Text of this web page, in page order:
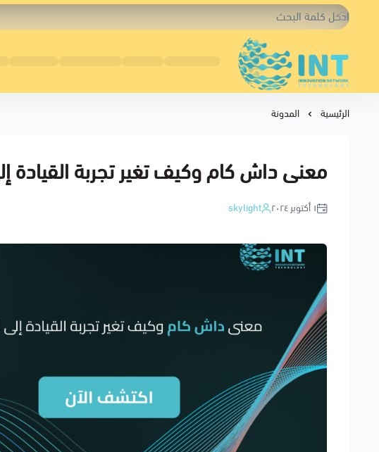
شبكة الابتكار التقنية
الرئيسية المدونة
معنى داش كام وكيف تغير تجربة القيادة
١ أكتوبر ٢٠٢٤ skylight